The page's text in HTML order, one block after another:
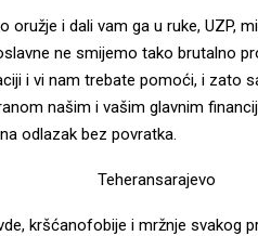
i dali vam ga u ruke, UZP,
ne smijemo tako brutalno
i vi nam trebate pomoći, i zato
našim i vašim glavnim
odlazak bez povratka.
Teheransarajevo
kršćanofobije i mržnje svakog